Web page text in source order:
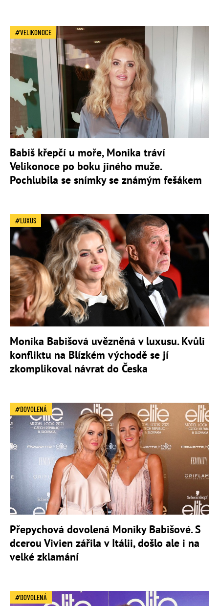
VELIKONOCE
Babiš křepčí u moře, Monika tráví
Velikonoce po boku jiného muže.
Pochlubila se snímky se známým fešákem
LUXUS
Monika Babišová uvězněná v luxusu. Kvůli
konfliktu na Blízkém východě se jí
zkomplikoval návrat do Česka
DOVOLENÁ
Přepychová dovolená Moniky Babišové. S
dcerou Vivien zářila v Itálii, došlo ale i na
velké zklamání
DOVOLENÁ